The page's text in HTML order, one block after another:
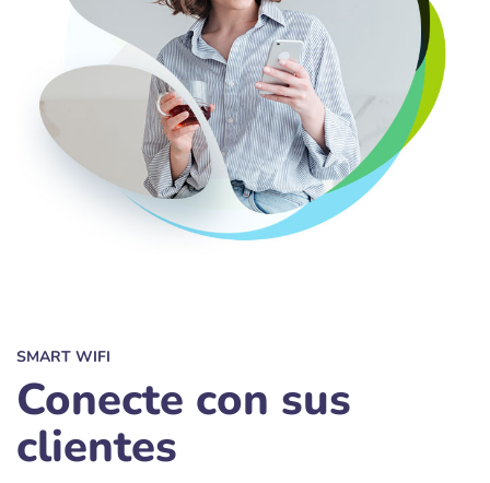
SMART WIFI
Conecte con sus
clientes